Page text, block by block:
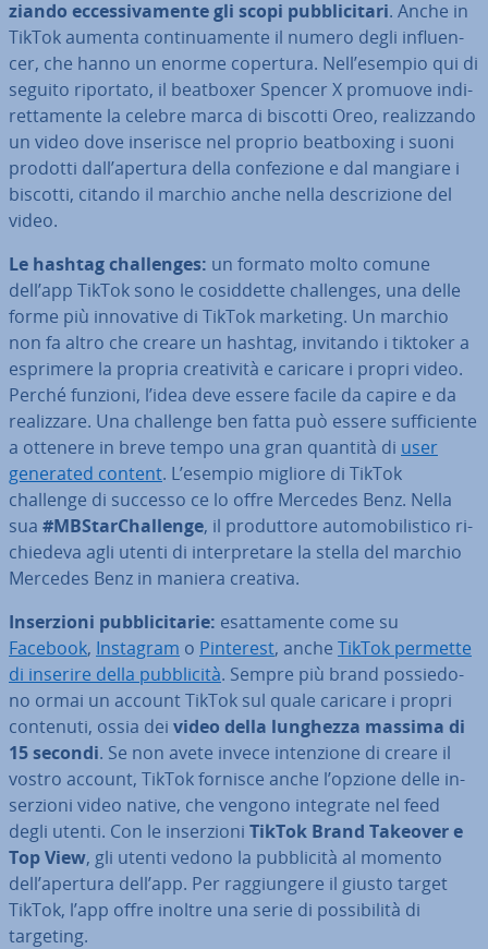
zian­do ec­ces­si­va­men­te gli scopi pub­bli­ci­ta­ri. Anche in
TikTok aumenta con­ti­nua­men­te il numero degli in­fluen­
cer, che hanno un enorme copertura. Nell’esempio qui di
seguito riportato, il beatboxer Spencer X promuove in­di­
ret­ta­men­te la celebre marca di biscotti Oreo, rea­liz­zan­do
un video dove inserisce nel proprio beat­bo­xing i suoni
prodotti dall’apertura della con­fe­zio­ne e dal mangiare i
biscotti, citando il marchio anche nella de­scri­zio­ne del
video.
Le hashtag chal­len­ges: un formato molto comune
dell’app TikTok sono le co­sid­det­te chal­len­ges, una delle
forme più in­no­va­ti­ve di TikTok marketing. Un marchio
non fa altro che creare un hashtag, invitando i tiktoker a
esprimere la propria crea­ti­vi­tà e caricare i propri video.
Perché funzioni, l’idea deve essere facile da capire e da
rea­liz­za­re. Una challenge ben fatta può essere suf­fi­cien­te
a ottenere in breve tempo una gran quantità di user
generated content. L’esempio migliore di TikTok
challenge di successo ce lo offre Mercedes Benz. Nella
sua #MB­Star­Chal­len­ge, il pro­dut­to­re au­to­mo­bi­li­sti­co ri­
chie­de­va agli utenti di in­ter­pre­ta­re la stella del marchio
Mercedes Benz in maniera creativa.
In­ser­zio­ni pub­bli­ci­ta­rie: esat­ta­men­te come su
Facebook, Instagram o Pinterest, anche TikTok permette
di inserire della pub­bli­ci­tà. Sempre più brand pos­sie­do­
no ormai un account TikTok sul quale caricare i propri
contenuti, ossia dei video della lunghezza massima di
15 secondi. Se non avete invece in­ten­zio­ne di creare il
vostro account, TikTok fornisce anche l’opzione delle in­
ser­zio­ni video native, che vengono integrate nel feed
degli utenti. Con le in­ser­zio­ni TikTok Brand Takeover e
Top View, gli utenti vedono la pub­bli­ci­tà al momento
dell’apertura dell’app. Per rag­giun­ge­re il giusto target
TikTok, l’app offre inoltre una serie di pos­si­bi­li­tà di
targeting.